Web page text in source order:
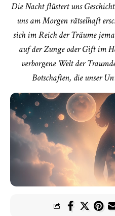
Die Nacht flüstert uns
uns am Morgen rätselhaft
sich im Reich der Träume
auf der Zunge oder Gift im
verborgene Welt der
Botschaften, die unser